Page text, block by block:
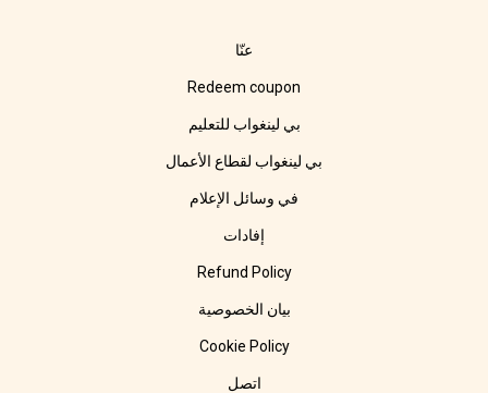
عنّا
Redeem coupon
بي لينغواب للتعليم
بي لينغواب لقطاع الأعمال
في وسائل الإعلام
إفادات
Refund Policy
بيان الخصوصية
Cookie Policy
اتصل